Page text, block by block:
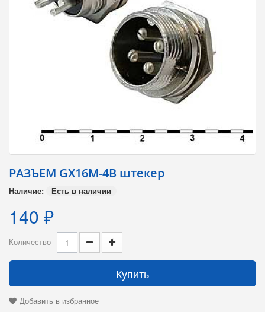
РАЗЪЕМ GX16M-4B штекеp
Наличие: Есть в наличии
140 ₽
Количество
Купить
Добавить в избранное